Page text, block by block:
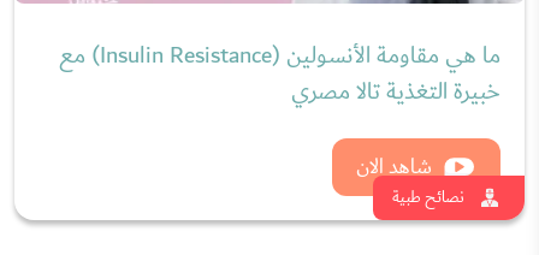
نصائح طبية
ما هي مقاومة الأنسولين (Insulin Resistance) مع
خبيرة التغذية تالا مصري
شاهد الان